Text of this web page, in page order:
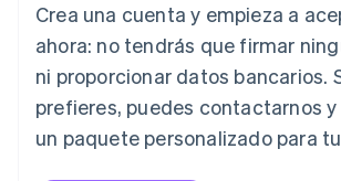
Crea una cuenta y empieza a
ahora: no tendrás que firmar
ni proporcionar datos bancarios.
prefieres, puedes contactarnos
un paquete personalizado para
Deutsch English
Lituania
English
Luxemburgo
Français DeutschEnglish
English简体中文